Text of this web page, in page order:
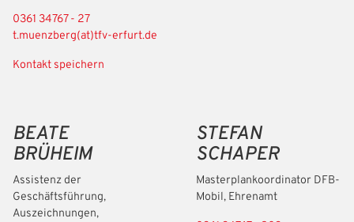
0361 34767 - 27
t.muenzberg(at)tfv-erfurt.de
Kontakt speichern
BEATE
BRÜHEIM
Assistenz der
Geschäftsführung,
Auszeichnungen,
STEFAN
SCHAPER
Masterplankoordinator DFB-
Mobil, Ehrenamt